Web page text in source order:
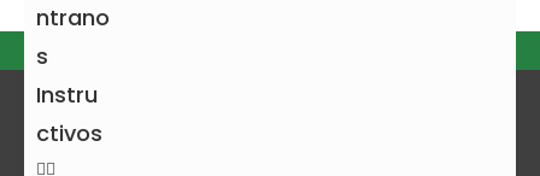
ntrano
s
Instru
ctivos
Contáctanos y permítenos